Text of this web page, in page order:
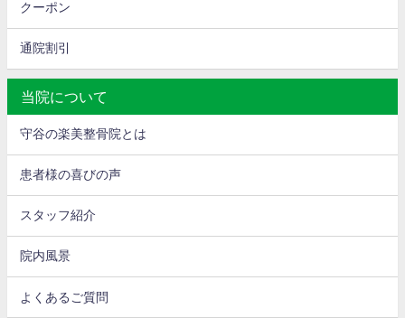
クーポン
通院割引
当院について
守谷の楽美整骨院とは
患者様の喜びの声
スタッフ紹介
院内風景
よくあるご質問